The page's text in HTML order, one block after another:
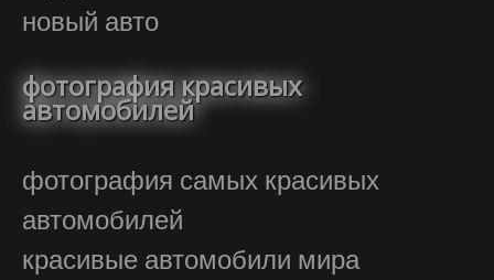
новый авто
фотография красивых
автомобилей
фотография самых красивых
автомобилей
красивые автомобили мира